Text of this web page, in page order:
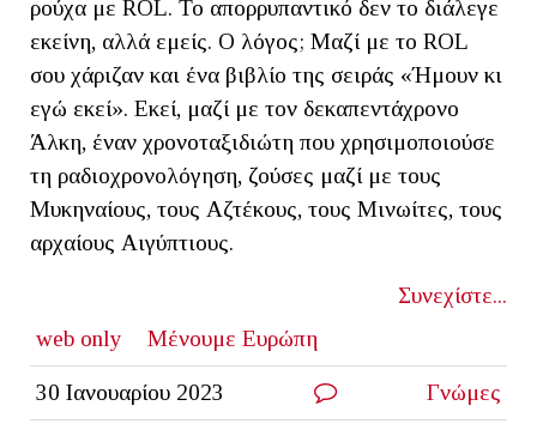
ρούχα με ROL. Το απορρυπαντικό δεν το διάλεγε
εκείνη, αλλά εμείς. Ο λόγος; Μαζί με το ROL
σου χάριζαν και ένα βιβλίο της σειράς «Ήμουν κι
εγώ εκεί». Εκεί, μαζί με τον δεκαπεντάχρονο
Άλκη, έναν χρονοταξιδιώτη που χρησιμοποιούσε
τη ραδιοχρονολόγηση, ζούσες μαζί με τους
Μυκηναίους, τους Αζτέκους, τους Μινωίτες, τους
αρχαίους Αιγύπτιους.
Συνεχίστε...
web only
Μένουμε Ευρώπη
30 Ιανουαρίου 2023 Γνώμες